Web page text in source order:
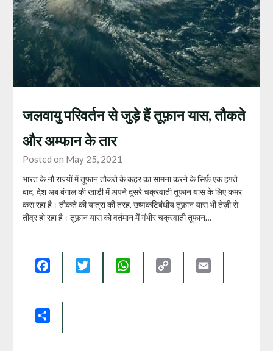
जलवायु परिवर्तन से जुड़े हैं तूफ़ान यास, तौकते
और अम्फान के तार
Posted on May 25, 2021
भारत के नौ राज्यों में तूफ़ान तौकते के कहर का सामना करने के सिर्फ़ एक हफ्ते
बाद, देश अब बंगाल की खाड़ी में अपने दूसरे चक्रवाती तूफान यास के लिए कमर
कस रहा है। तौकते की यात्रा की तरह, उष्णकटिबंधीय तूफ़ान यास भी तेज़ी से
तीव्र हो रहा है। तूफ़ान यास को वर्तमान में गंभीर चक्रवाती तूफान…
Facebook Twitter WhatsApp
Link